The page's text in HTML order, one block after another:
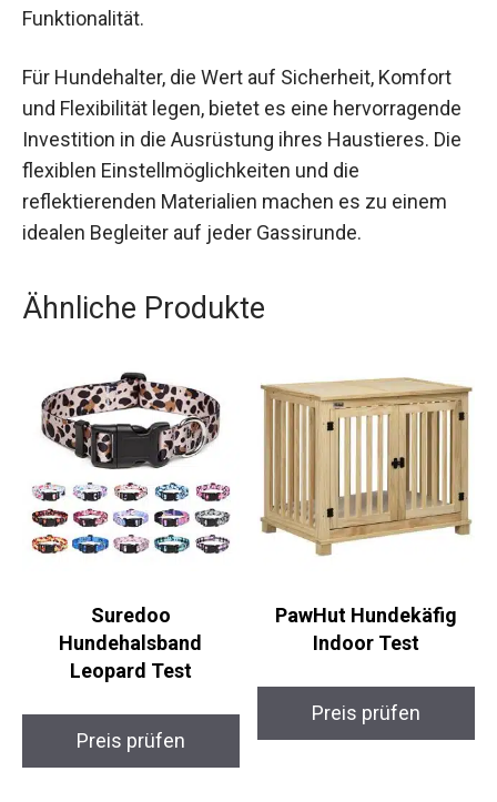
Funktionalität.
Für Hundehalter, die Wert auf Sicherheit, Komfort
und Flexibilität legen, bietet es eine hervorragende
Investition in die Ausrüstung ihres Haustieres. Die
flexiblen Einstellmöglichkeiten und die
reflektierenden Materialien machen es zu einem
idealen Begleiter auf jeder Gassirunde.
Ähnliche Produkte
Suredoo
Hundehalsband
Leopard Test
Preis prüfen
PawHut Hundekäfig
Indoor Test
Preis prüfen